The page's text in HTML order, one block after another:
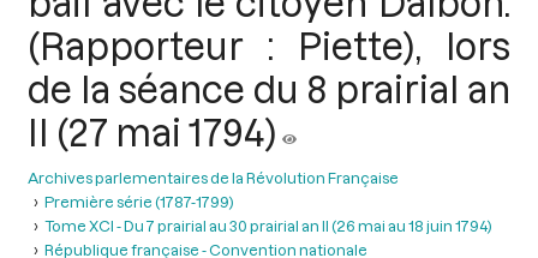
(Rapporteur : Piette), lors
de la séance du 8 prairial an
II (27 mai 1794)
Archives parlementaires de la Révolution Française
Première série (1787-1799)
Tome XCI - Du 7 prairial au 30 prairial an II (26 mai au 18 juin 1794)
République française - Convention nationale